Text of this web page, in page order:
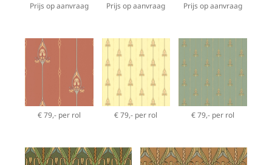
Prijs op aanvraag Prijs op aanvraag Prijs op aanvraag
€ 79,- per rol € 79,- per rol € 79,- per rol